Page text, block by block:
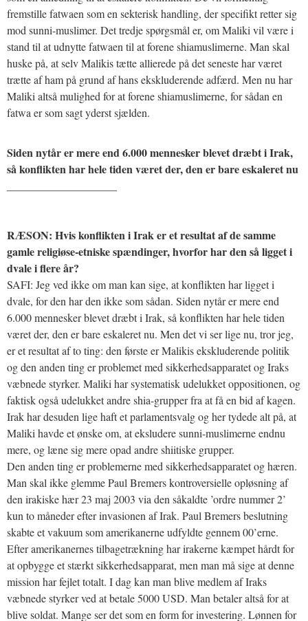
fremstille fatwaen som en sekterisk handling, der specifikt retter sig
mod sunni-muslimer. Det tredje spørgsmål er, om Maliki vil være i
stand til at udnytte fatwaen til at forene shiamuslimerne. Man skal
huske på, at selv Malikis tætte allierede på det seneste har været
trætte af ham på grund af hans ekskluderende adfærd. Men nu har
Maliki altså mulighed for at forene shiamuslimerne, for sådan en
fatwa er som sagt yderst sjælden.
Siden nytår er mere end 6.000 mennesker blevet dræbt i Irak,
så konflikten har hele tiden været der, den er bare eskaleret nu
RÆSON: Hvis konflikten i Irak er et resultat af de samme
gamle religiøse-etniske spændinger, hvorfor har den så ligget i
dvale i flere år?
SAFI: Jeg ved ikke om man kan sige, at konflikten har ligget i
dvale, for den har den ikke som sådan. Siden nytår er mere end
6.000 mennesker blevet dræbt i Irak, så konflikten har hele tiden
været der, den er bare eskaleret nu. Men det vi ser lige nu, tror jeg,
er et resultat af to ting: den første er Malikis ekskluderende politik
og den anden ting er problemet med sikkerhedsapparatet og Iraks
væbnede styrker. Maliki har systematisk udelukket oppositionen, og
faktisk også udelukket andre shia-grupper fra at få en bid af kagen.
Irak har desuden lige haft et parlamentsvalg og her tydede alt på, at
Maliki havde et ønske om, at eksludere sunni-muslimerne endnu
mere, og læne sig mere opad andre shiitiske grupper.
Den anden ting er problemerne med sikkerhedsapparatet og hæren.
Man skal ikke glemme Paul Bremers kontroversielle opløsning af
den irakiske hær 23 maj 2003 via den såkaldte ’ordre nummer 2’
kun to måneder efter invasionen af Irak. Paul Bremers beslutning
skabte et vakuum som amerikanerne udfyldte gennem 00’erne.
Efter amerikanernes tilbagetrækning har irakerne kæmpet hårdt for
at opbygge et stærkt sikkerhedsapparat, men man må sige at denne
mission har fejlet totalt. I dag kan man blive medlem af Iraks
væbnede styrker ved at betale 5000 USD. Man betaler altså for at
blive soldat. Mange ser det som en form for investering. Lønnen for